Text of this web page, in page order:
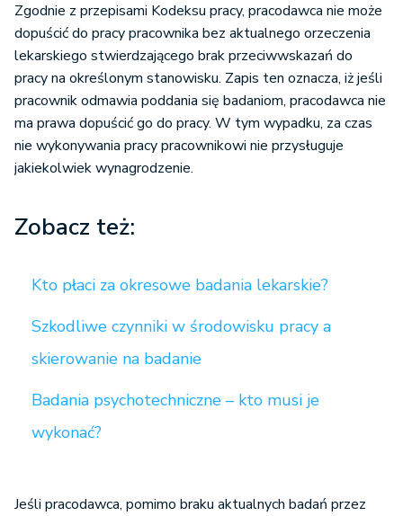
Zgodnie z przepisami Kodeksu pracy, pracodawca nie może
dopuścić do pracy pracownika bez aktualnego orzeczenia
lekarskiego stwierdzającego brak przeciwwskazań do
pracy na określonym stanowisku. Zapis ten oznacza, iż jeśli
pracownik odmawia poddania się badaniom, pracodawca nie
ma prawa dopuścić go do pracy. W tym wypadku, za czas
nie wykonywania pracy pracownikowi nie przysługuje
jakiekolwiek wynagrodzenie.
Zobacz też:
Kto płaci za okresowe badania lekarskie?
Szkodliwe czynniki w środowisku pracy a
skierowanie na badanie
Badania psychotechniczne – kto musi je
wykonać?
Jeśli pracodawca, pomimo braku aktualnych badań przez